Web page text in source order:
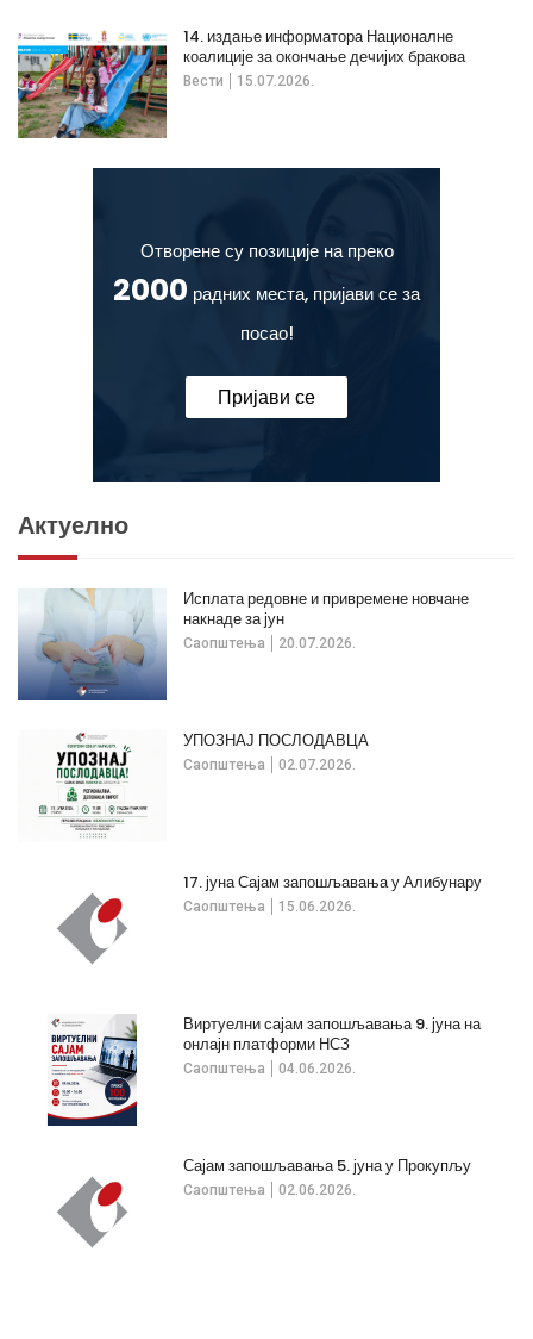
Вести 15.07.2026.
14. издање информатора Националне
коалиције за окончање дечијих бракова
Отворене су позиције на преко
2000 радних места, пријави се за
посао!
Пријави се
Актуелно
Саопштења 20.07.2026.
Исплата редовне и привремене новчане
накнаде за јун
Саопштења 02.07.2026.
УПОЗНАЈ ПОСЛОДАВЦА
Саопштења 15.06.2026.
17. јуна Сајам запошљавања у Алибунару
Саопштења 04.06.2026.
Виртуелни сајам запошљавања 9. јуна на
онлајн платформи НСЗ
Саопштења 02.06.2026.
Сајам запошљавања 5. јуна у Прокупљу